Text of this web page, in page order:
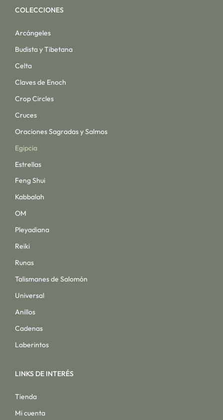
COLECCIONES
Arcángeles
Budista y Tibetana
Celta
Claves de Enoch
Crop Circles
Cruces
Oraciones Sagradas y Salmos
Egipcia
Estrellas
Feng Shui
Kabbalah
OM
Pleyadiana
Reiki
Runas
Talismanes de Salomón
Universal
Anillos
Cadenas
Laberintos
LINKS DE INTERÉS
Tienda
Mi cuenta